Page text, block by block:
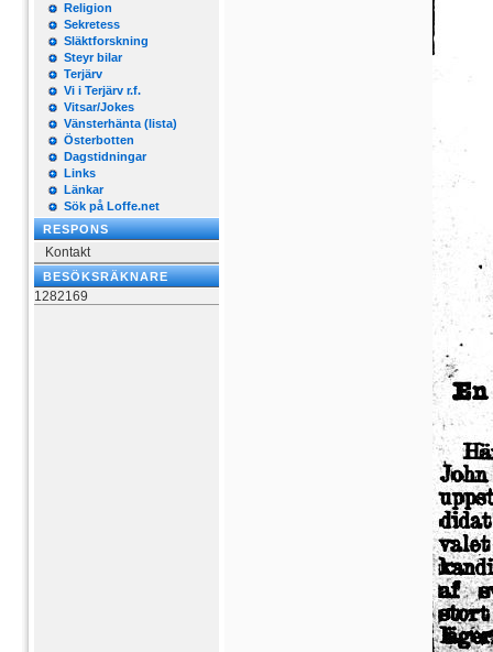
Religion
Sekretess
Släktforskning
Steyr bilar
Terjärv
Vi i Terjärv r.f.
Vitsar/Jokes
Vänsterhänta (lista)
Österbotten
Dagstidningar
Links
Länkar
Sök på Loffe.net
RESPONS
Kontakt
BESÖKSRÄKNARE
1282169